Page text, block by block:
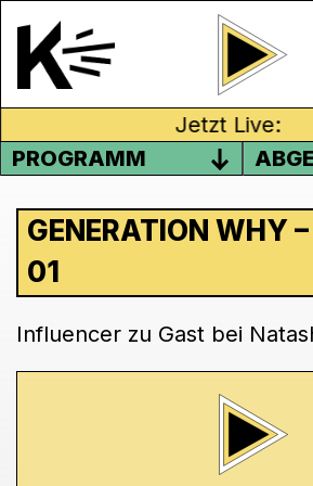
Jetzt Live:
PROGRAMM
GENERATION WHY –
01
Influencer zu Gast bei